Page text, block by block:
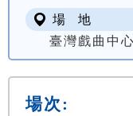
場 地
臺灣戲曲中
場次: